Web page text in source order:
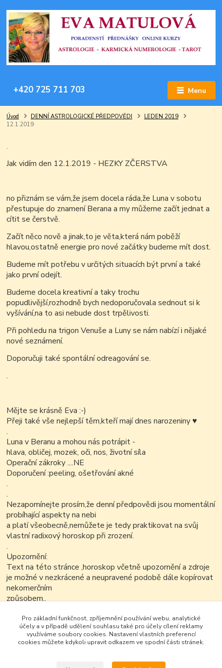
Menu
+420 725 711 703
Úvod DENNÍ ASTROLOGICKÉ PŘEDPOVĚDI
LEDEN 2019
12.1.2019
.
Jak vidím den 12.1.2019 - HEZKY ZČERSTVA
no přiznám se vám,že jsem docela ráda,že Luna v sobotu
přestupuje do znamení Berana a my můžeme začít jednat a
cítit se čerstvě.
Začít něco nově a jinak,to je věta,která nám poběží
hlavou,ostatně energie pro nové začátky budeme mít dost.
Budeme mít potřebu v určitých situacích být první a také
jako první odejít.
Budeme docela kreativní a taky trochu
popudlivější,rozhodně bych nedoporučovala sednout si k
vyšívání,na to asi nebude dost trpělivosti.
Při pohledu na trigon Venuše a Luny se nám nabízí i nějaké
nové seznámení.
Doporučuji také spontální odreagování se.
.
Mějte se krásně Eva :-)
Přeji také vše nejlepší těm,kteří mají dnes narozeniny ♥
.
Luna v Beranu a mohou nás potrápit -
hlava, obličej, mozek, oči, nos, životní síla
Operační zákroky ....NE
Doporučení :peeling, ošetřování akné
.
.
Nezapomínejte prosím,že denní předpovědi jsou momentální
probíhající aspekty na nebi
a platí všeobecně,nemůžete je tedy praktikovat na svůj
vlastní radixový horoskop při zrození.
.
Upozornění:
Text na této stránce ,horoskop včetně upozornění a zdroje
je možné v nezkrácené a neupravené podobě dále kopírovat
nekomerčním
způsobem..
Pro základní funkčnost, zpříjemnění používání webu, analytické
účely a v případě udělení souhlasu také pro účely cílení reklamy
využíváme soubory cookies. Nastavení vlastních preferencí
cookies můžete kdykoli upravit odkazem ve spodní části stránek.